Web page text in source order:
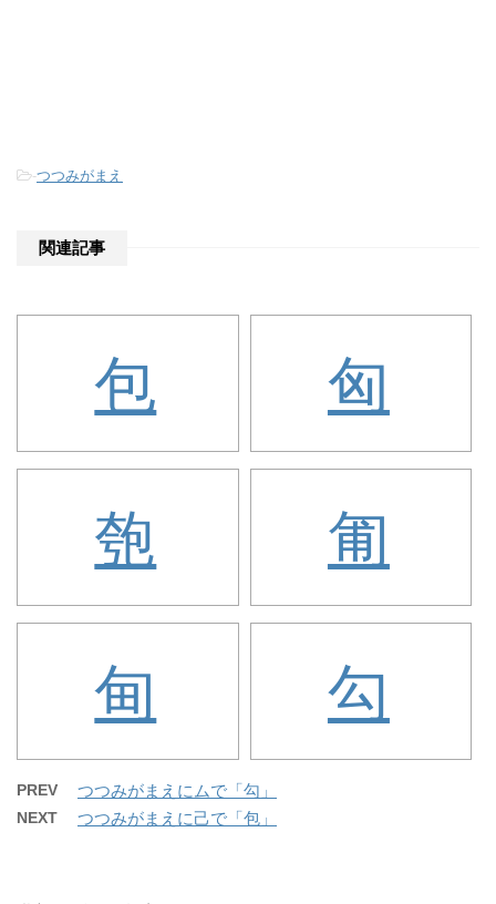
-つつみがまえ
関連記事
包 匈
匏 匍
甸 勾
PREV つつみがまえにムで「勾」
NEXT つつみがまえに己で「包」